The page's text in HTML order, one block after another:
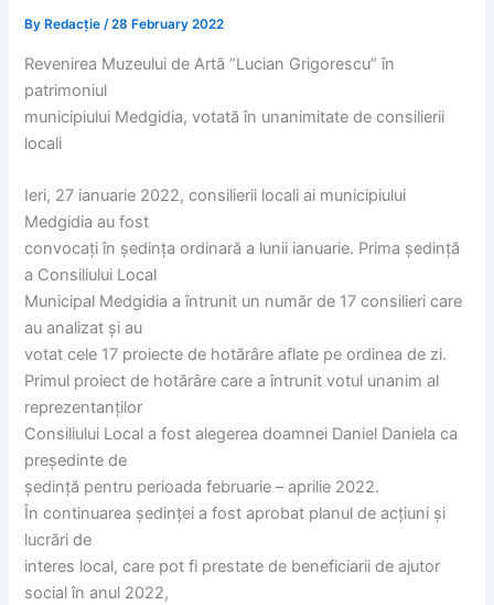
By Redacție/28 February 2022
Revenirea Muzeului de Artă ”Lucian Grigorescu” în
patrimoniul
municipiului Medgidia, votată în unanimitate de consilierii
locali
Ieri, 27 ianuarie 2022, consilierii locali ai municipiului
Medgidia au fost
convocați în ședința ordinară a lunii ianuarie. Prima ședință
a Consiliului Local
Municipal Medgidia a întrunit un număr de 17 consilieri care
au analizat și au
votat cele 17 proiecte de hotărâre aflate pe ordinea de zi.
Primul proiect de hotărâre care a întrunit votul unanim al
reprezentanților
Consiliului Local a fost alegerea doamnei Daniel Daniela ca
președinte de
ședință pentru perioada februarie – aprilie 2022.
În continuarea ședinței a fost aprobat planul de acțiuni și
lucrări de
interes local, care pot fi prestate de beneficiarii de ajutor
social în anul 2022,